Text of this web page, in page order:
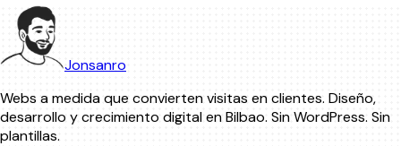
Jonsanro
Webs a medida que convierten visitas en clientes. Diseño,
desarrollo y crecimiento digital en Bilbao. Sin WordPress. Sin
plantillas.